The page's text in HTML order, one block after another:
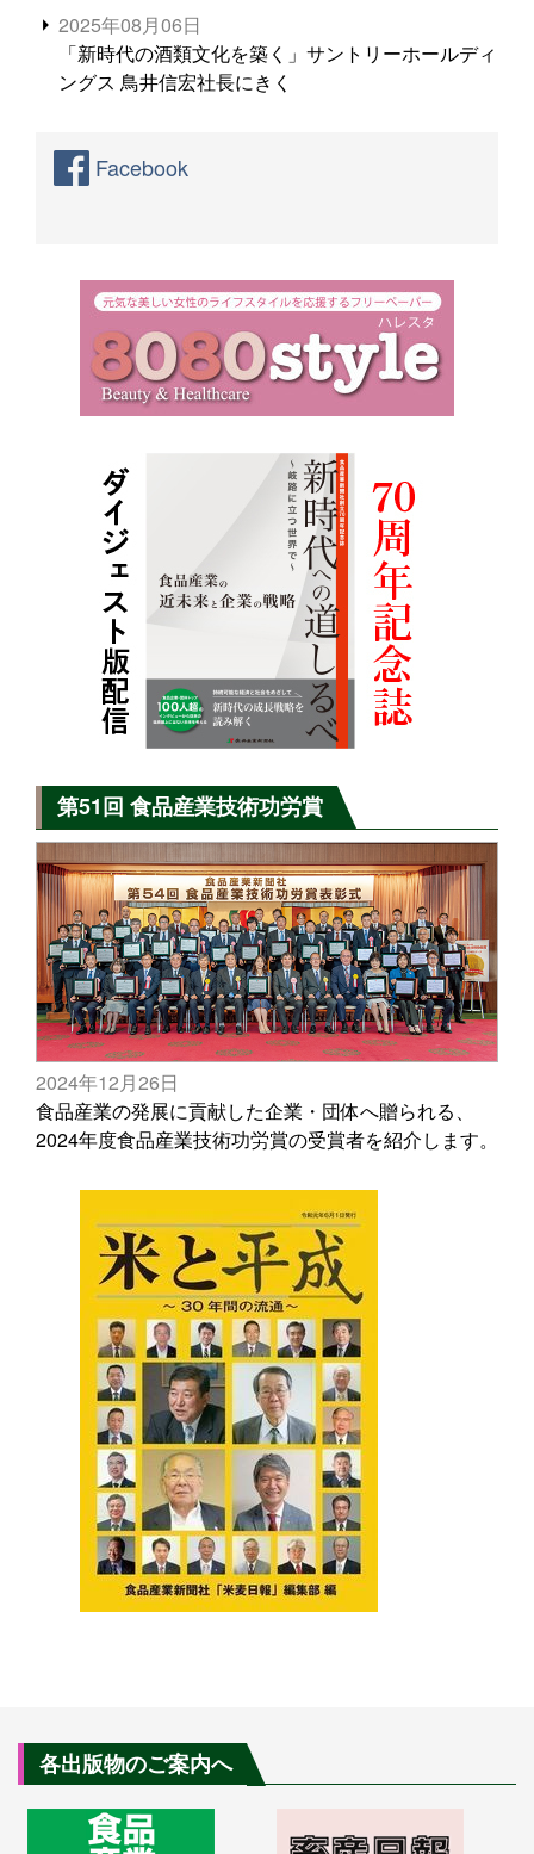
2025年08月06日
「新時代の酒類文化を築く」サントリーホールディ
ングス 鳥井信宏社長にきく
Facebook
第51回 食品産業技術功労賞
2024年12月26日
食品産業の発展に貢献した企業・団体へ贈られる、
2024年度食品産業技術功労賞の受賞者を紹介します。
各出版物のご案内へ